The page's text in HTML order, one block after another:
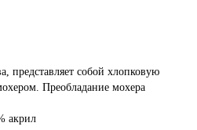
представляет собой хлопковую
Преобладание мохера
акрил